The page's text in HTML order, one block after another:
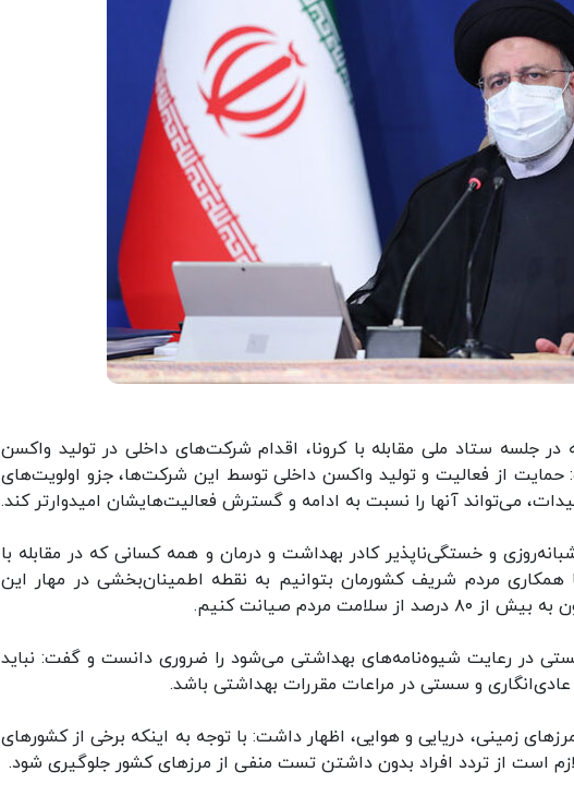
در جلسه ستاد ملی مقابله با کرونا، اقدام شرکت‌های داخلی در تولید واکسن
حمایت از فعالیت و تولید واکسن داخلی توسط این شرکت‌ها، جزو اولویت‌های
می‌تواند آنها را نسبت به ادامه و گسترش فعالیت‌هایشان امیدوارتر کند.
و خستگی‌ناپذیر کادر بهداشت و درمان و همه کسانی که در مقابله با
همکاری مردم شریف کشورمان بتوانیم به نقطه اطمینان‌بخشی در مهار این
مردم صیانت کنیم.
در رعایت شیوه‌نامه‌های بهداشتی می‌شود را ضروری دانست و گفت: نباید
و سستی در مراعات مقررات بهداشتی باشد.
زمینی، دریایی و هوایی، اظهار داشت: با توجه به اینکه برخی از کشورهای
است از تردد افراد بدون داشتن تست منفی از مرزهای کشور جلوگیری شود.